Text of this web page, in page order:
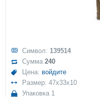
Символ: 139514
Сумма240
Цена: войдите
Размер: 47x33x10
Упаковка 1